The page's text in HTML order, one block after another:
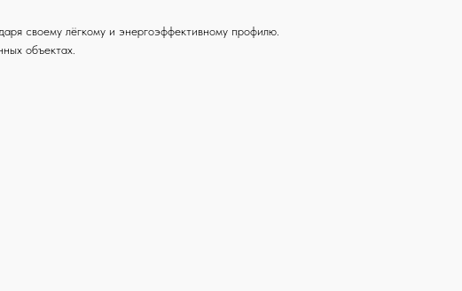
своему лёгкому и энергоэффективному профилю.
объектах.